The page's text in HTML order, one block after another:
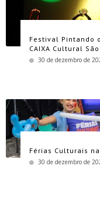
Festival Pintando
CAIXA Cultural
30 de dezembro de
Férias Culturais
30 de dezembro de